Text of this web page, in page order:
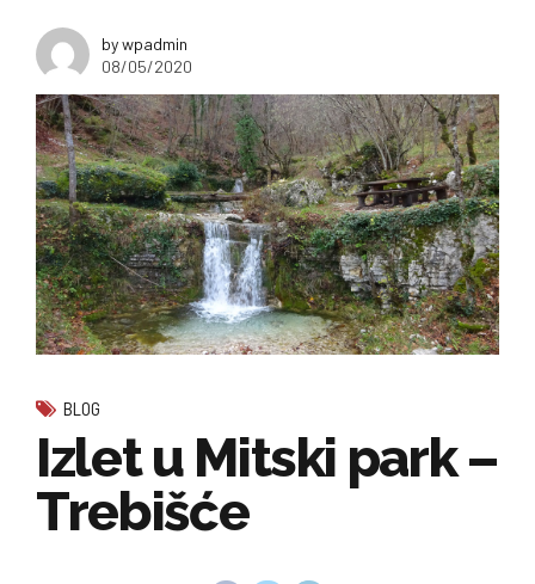
by wpadmin
08/05/2020
BLOG
Izlet u Mitski park –
Trebišće